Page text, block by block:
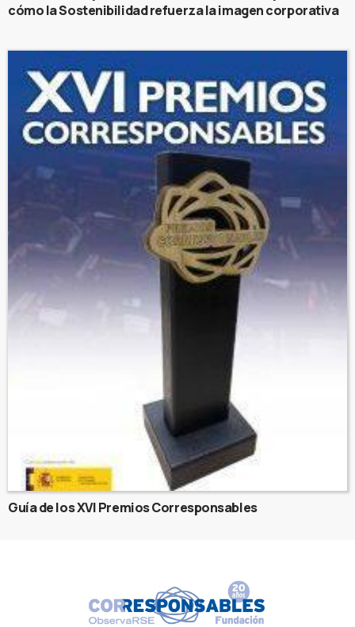
cómo la Sostenibilidad refuerza la imagen corporativa
Guía de los XVI Premios Corresponsables